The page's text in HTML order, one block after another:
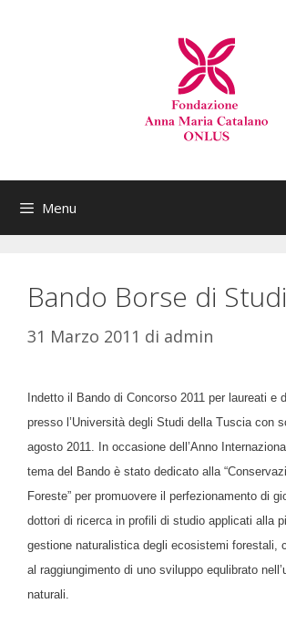
Menu
Bando Borse di
31 Marzo 2011 di admin
Indetto il Bando di Concorso 2011 per laureati e
presso l’Università degli Studi della Tuscia con
agosto 2011. In occasione dell’Anno
tema del Bando è stato dedicato alla
Foreste” per promuovere il perfezionamento di
dottori di ricerca in profili di studio applicati alla
gestione naturalistica degli ecosistemi forestali,
al raggiungimento di uno sviluppo equlibrato
naturali.